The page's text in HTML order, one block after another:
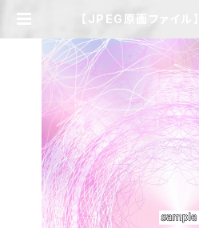
【JPEG原画ファイル